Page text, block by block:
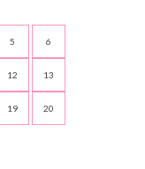
5 6
12 13
19 20